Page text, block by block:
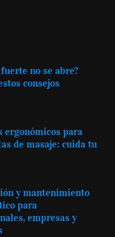
no se abre?
consejos
ergonómicos para
de masaje: cuida tu
y mantenimiento
para
empresas y